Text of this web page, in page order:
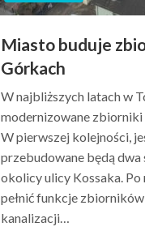
Miasto buduje
Górkach
W najbliższych latach w
modernizowane zbiorniki
W pierwszej kolejności,
przebudowane będą
okolicy ulicy Kossaka.
pełnić funkcje
kanalizacji…